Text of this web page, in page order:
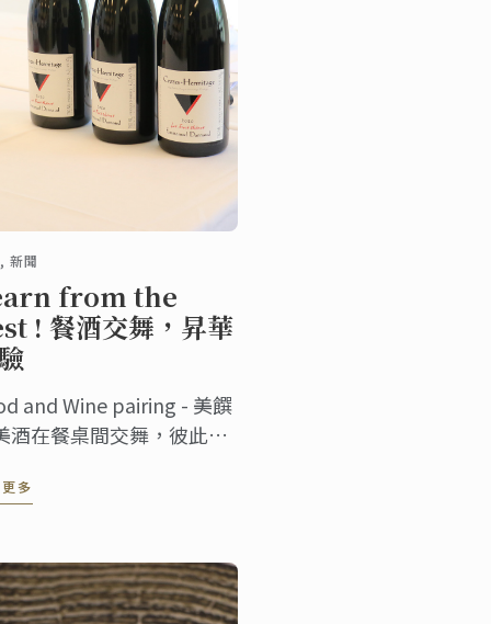
新聞
from the
! 餐酒交舞，昇華
and Wine pairing - 美饌
酒在餐桌間交舞，彼此應
餐飲體驗的最美好時刻！
多